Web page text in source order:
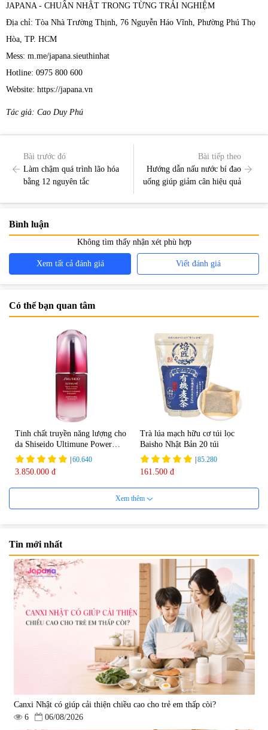
JAPANA - CHUẨN NHẬT TRONG TỪNG TRẢI NGHIỆM
Địa chỉ: Tòa Nhà Trường Thịnh, 76 Nguyễn Háo Vĩnh, Phường Phú Thọ
Hòa, TP. HCM
Mess: m.me/japana.sieuthinhat
Hotline: 0975 800 600
Website: https://japana.vn
Tác giả: Cao Duy Phú
Bài trước đó
Làm chậm quá trình lão hóa
bằng 12 nguyên tắc
Bài tiếp theo
Hướng dẫn nấu nước bí đao
uống giúp giảm cân hiệu quả
Bình luận
Không tìm thấy nhận xét phù hợp
Xem tất cả đánh giá Viết đánh giá
Có thể bạn quan tâm
Tinh chất truyền năng lượng cho
da Shiseido Ultimune Power
75ml
60.640
3.850.000 đ
Trà lúa mạch hữu cơ túi lọc
Baisho Nhật Bản 20 túi
85.280
161.500 đ
Viên uống bổ não Ribeto Shoji
Ichoha Ekisu Plus - 90 viên
|57.920
Viên nang uống cải thiện thị lực,
trí nhớ DHA + EPA + Flaxseed
Oil 30 viên/gói - Date 02/2027
52.346
225.000 đ
Xem thêm
Tin mới nhất
Canxi Nhật có giúp cải thiện chiều cao cho trẻ em thấp còi?
6
06/08/2026